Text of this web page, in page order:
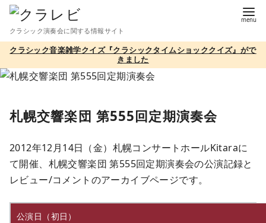
テ
ツ
クラシック演奏会に関する情報サイト
クラシック音楽雑学クイズ『クラシックタイムショッククイズ』がで
きました
札幌交響楽団 第555回定期演奏会
2012年12月14日（金）札幌コンサートホールKitaraに
て開催、札幌交響楽団 第555回定期演奏会の公演記録と
レビュー/コメントのアーカイブページです。
公演日（初日）